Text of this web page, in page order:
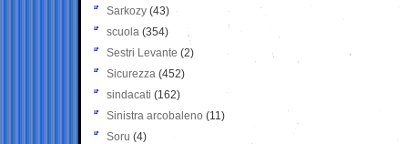
Sarkozy (43)
scuola (354)
Sestri Levante (2)
Sicurezza (452)
sindacati (162)
Sinistra arcobaleno (11)
Soru (4)